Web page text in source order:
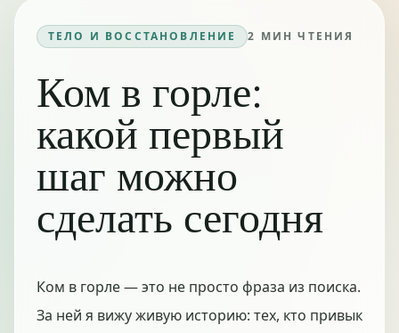
ТЕЛО И ВОССТАНОВЛЕНИЕ 2 МИН ЧТЕНИЯ
Ком в горле:
какой первый
шаг можно
сделать сегодня
Ком в горле — это не просто фраза из поиска.
За ней я вижу живую историю: тех, кто привык